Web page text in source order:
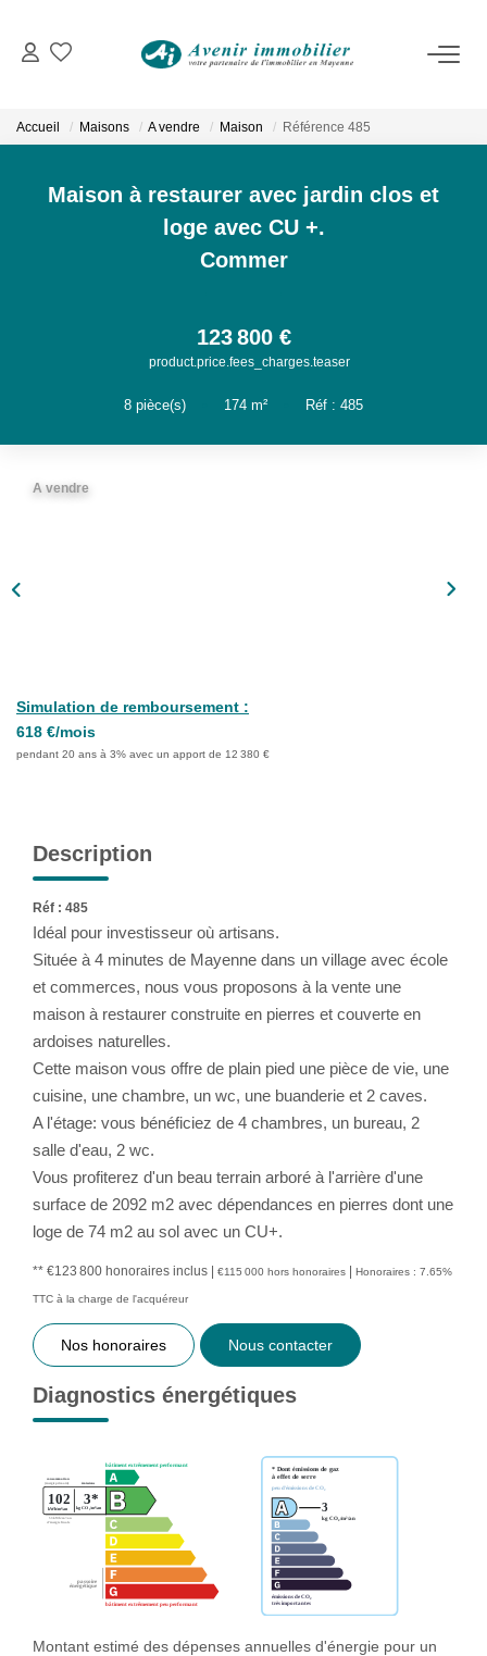
VENTES
Immobilier D'entreprise
LOCATIONS
Immobilier D'habitation
Accueil Maisons A vendre Maison Référence 485
Maison à restaurer avec jardin clos et
loge avec CU +.
Commer
123 800 €
product.price.fees_charges.teaser
8 pièce(s) 174 m² Réf : 485
A vendre
Simulation de remboursement :
618 €/mois
pendant 20 ans à 3% avec un apport de 12 380 €
Description
Réf : 485
Idéal pour investisseur où artisans.
Située à 4 minutes de Mayenne dans un village avec école
et commerces, nous vous proposons à la vente une
maison à restaurer construite en pierres et couverte en
ardoises naturelles.
Cette maison vous offre de plain pied une pièce de vie, une
cuisine, une chambre, un wc, une buanderie et 2 caves.
A l'étage: vous bénéficiez de 4 chambres, un bureau, 2
salle d'eau, 2 wc.
Vous profiterez d'un beau terrain arboré à l'arrière d'une
surface de 2092 m2 avec dépendances en pierres dont une
loge de 74 m2 au sol avec un CU+.
** €123 800 honoraires inclus | €115 000 hors honoraires | Honoraires : 7.65%
TTC à la charge de l'acquéreur
Nos honoraires Nous contacter
Diagnostics énergétiques
Montant estimé des dépenses annuelles d'énergie pour un